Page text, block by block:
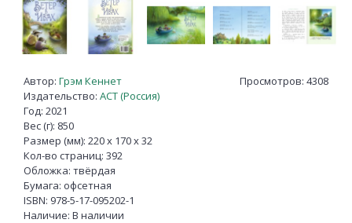
Просмотров: 4308
Автор: Грэм Кеннет
Издательство: АСТ (Россия)
Год: 2021
Вес (г): 850
Размер (мм): 220 x 170 x 32
Кол-во страниц: 392
Обложка: твёрдая
Бумага: офсетная
ISBN: 978-5-17-095202-1
Наличие: В наличии